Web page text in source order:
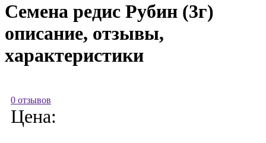
Семена редис Рубин (3г)
описание, отзывы,
характеристики
0 отзывов
Цена: